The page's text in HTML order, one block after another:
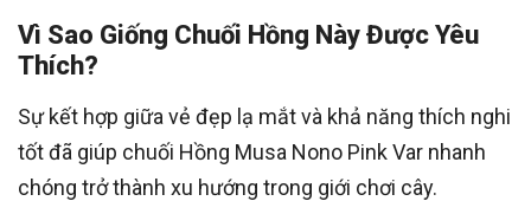
Vì Sao Giống Chuối Hồng Này Được Yêu
Thích?
Sự kết hợp giữa vẻ đẹp lạ mắt và khả năng thích nghi
tốt đã giúp chuối Hồng Musa Nono Pink Var nhanh
chóng trở thành xu hướng trong giới chơi cây.